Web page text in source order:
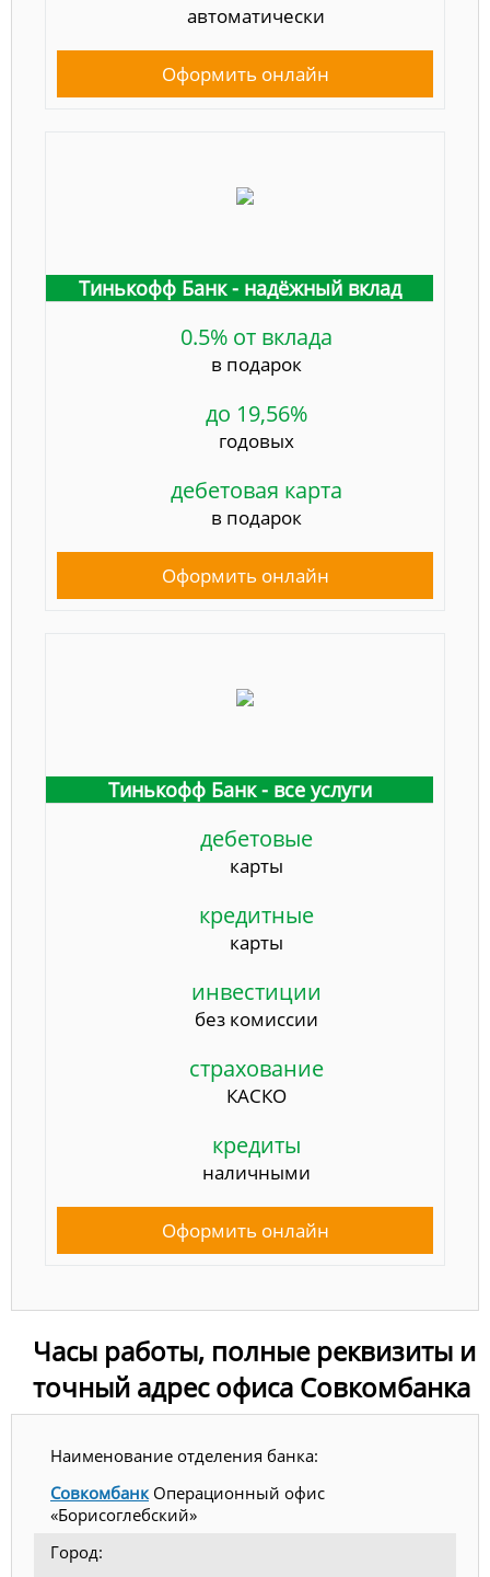
автоматически
Оформить онлайн
Тинькофф Банк - надёжный вклад
0.5% от вклада
в подарок
до 19,56%
годовых
дебетовая карта
в подарок
Оформить онлайн
Тинькофф Банк - все услуги
дебетовые
карты
кредитные
карты
инвестиции
без комиссии
страхование
КАСКО
кредиты
наличными
Оформить онлайн
Часы работы, полные реквизиты и
точный адрес офиса Совкомбанка
Наименование отделения банка:
СовкомбанкОперационный офис
«Борисоглебский»
Город: